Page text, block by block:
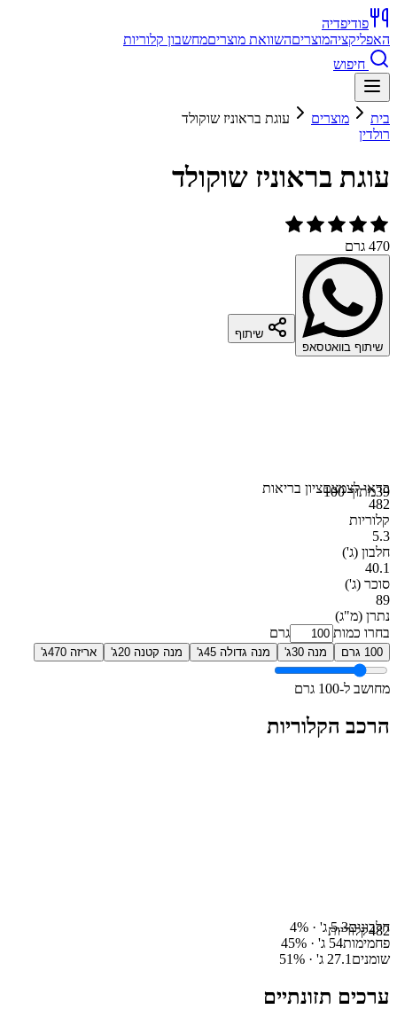
פודיפדיה
האפליקציהמוצריםהשוואת מוצריםמחשבון קלוריות
חיפוש
בית מוצרים
עוגת בראוניז שוקולד
רולדין
עוגת בראוניז שוקולד
470 גרם
שיתוף בוואטסאפ
שיתוף
39מתוך 100
כדאי לצמצםציון בריאות
482
קלוריות
5.3
חלבון (ג')
40.1
סוכר (ג')
89
נתרן (מ"ג)
בחרו כמות
גרם
100 גרם מנה 30ג' מנה גדולה 45ג' מנה קטנה 20ג' אריזה 470ג'
מחושב ל-100 גרם
הרכב הקלוריות
482קלוריותחלבונים5.3ג' · 4%
פחמימות54 ג' · 45%
שומנים 27.1 ג' · 51%
ערכים תזונתיים